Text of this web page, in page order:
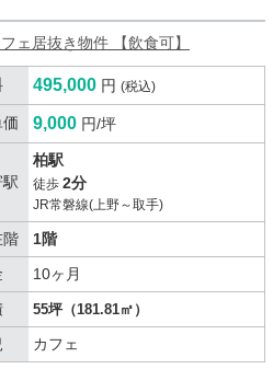
ェ居抜き物件 【飲食可】
495,000 円 (税込)
9,000 円/坪
柏駅
徒歩 2分
JR常磐線(上野～取手)
階
1階
10ヶ月
55坪（181.81㎡）
カフェ